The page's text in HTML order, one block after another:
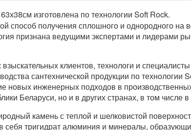
изготовлена по технологии Soft Rock.
способ получения сплошного и однородного
признана ведущими экспертами и лидерами
клиентов, технологи и
сантехнической продукции по технологии
инженерных подходов в
Беларуси, но и в других странах, в том числе
камень с теплой и шелковистой
тригидрат алюминия и минералы,